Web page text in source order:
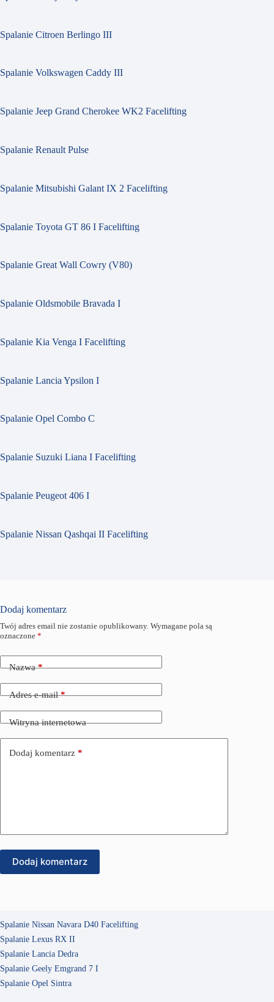
Spalanie Citroen Berlingo III
Spalanie Volkswagen Caddy III
Spalanie Jeep Grand Cherokee WK2 Facelifting
Spalanie Renault Pulse
Spalanie Mitsubishi Galant IX 2 Facelifting
Spalanie Toyota GT 86 I Facelifting
Spalanie Great Wall Cowry (V80)
Spalanie Oldsmobile Bravada I
Spalanie Kia Venga I Facelifting
Spalanie Lancia Ypsilon I
Spalanie Opel Combo C
Spalanie Suzuki Liana I Facelifting
Spalanie Peugeot 406 I
Spalanie Nissan Qashqai II Facelifting
Dodaj komentarz
Twój adres email nie zostanie opublikowany. Wymagane pola są
oznaczone *
Nazwa*
Adres e-mail*
Witryna internetowa
Dodaj komentarz *
Dodaj komentarz
Spalanie Nissan Navara D40 Facelifting
Spalanie Lexus RX II
Spalanie Lancia Dedra
Spalanie Geely Emgrand 7 I
Spalanie Opel Sintra